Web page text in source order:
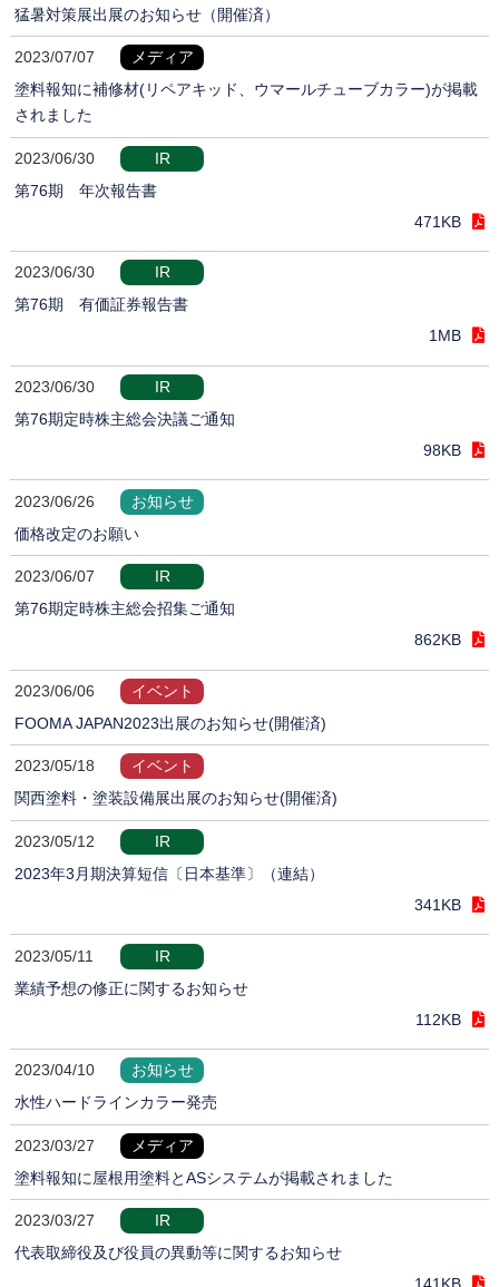
猛暑対策展出展のお知らせ（開催済）
2023/07/07
メディア
塗料報知に補修材(リペアキッド、ウマールチューブカラー)が掲載
されました
2023/06/30
IR
第76期 年次報告書
471KB
2023/06/30
IR
第76期 有価証券報告書
1MB
2023/06/30
IR
第76期定時株主総会決議ご通知
98KB
2023/06/26
お知らせ
価格改定のお願い
2023/06/07
IR
第76期定時株主総会招集ご通知
862KB
2023/06/06
イベント
FOOMA JAPAN2023出展のお知らせ(開催済)
2023/05/18
イベント
関西塗料・塗装設備展出展のお知らせ(開催済)
2023/05/12
IR
2023年3月期決算短信〔日本基準〕（連結）
341KB
2023/05/11
IR
業績予想の修正に関するお知らせ
112KB
2023/04/10
お知らせ
水性ハードラインカラー発売
2023/03/27
メディア
塗料報知に屋根用塗料とASシステムが掲載されました
2023/03/27
IR
代表取締役及び役員の異動等に関するお知らせ